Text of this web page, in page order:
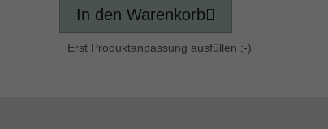
In den Warenkorb
Erst Produktanpassung ausfüllen ;-)